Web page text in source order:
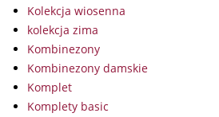
Kolekcja wiosenna
kolekcja zima
Kombinezony
Kombinezony damskie
Komplet
Komplety basic